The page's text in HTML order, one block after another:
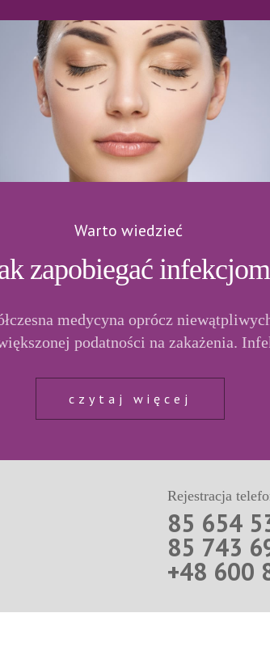
Warto wiedzieć
zapobiegać infekcjom
medycyna oprócz
podatności na zakażenia.
czytaj więcej
Rejestracja
85 654
85 743
+48 600